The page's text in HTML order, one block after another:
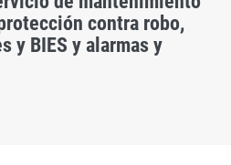
contra robo,
y BIES y alarmas y